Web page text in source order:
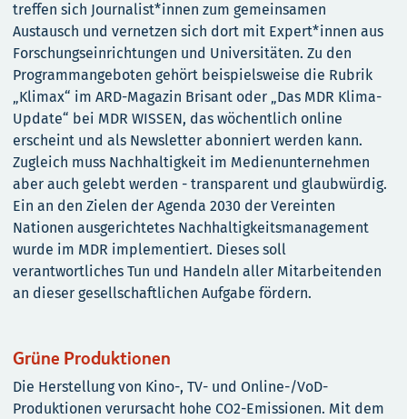
treffen sich Journalist*innen zum gemeinsamen
Austausch und vernetzen sich dort mit Expert*innen aus
Forschungseinrichtungen und Universitäten. Zu den
Programmangeboten gehört beispielsweise die Rubrik
„Klimax“ im ARD-Magazin Brisant oder „Das MDR Klima-
Update“ bei MDR WISSEN, das wöchentlich online
erscheint und als Newsletter abonniert werden kann.
Zugleich muss Nachhaltigkeit im Medienunternehmen
aber auch gelebt werden - transparent und glaubwürdig.
Ein an den Zielen der Agenda 2030 der Vereinten
Nationen ausgerichtetes Nachhaltigkeitsmanagement
wurde im MDR implementiert. Dieses soll
verantwortliches Tun und Handeln aller Mitarbeitenden
an dieser gesellschaftlichen Aufgabe fördern.
Grüne Produktionen
Die Herstellung von Kino-, TV- und Online-/VoD-
Produktionen verursacht hohe CO2-Emissionen. Mit dem